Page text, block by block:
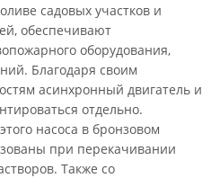
садовых участков и
обеспечивают
оборудования,
Благодаря своим
асинхронный двигатель и
отдельно.
насоса в бронзовом
при перекачивании
Также со